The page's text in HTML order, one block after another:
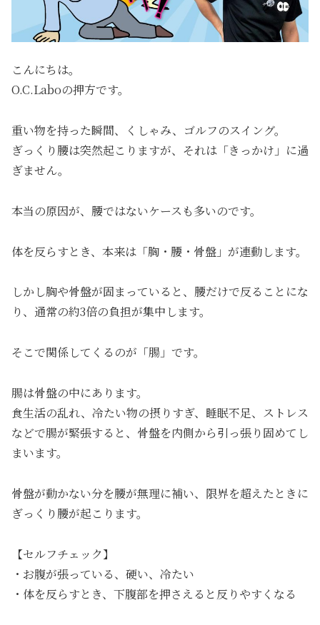
こんにちは。
O.C.Laboの押方です。
重い物を持った瞬間、くしゃみ、ゴルフのスイング。
ぎっくり腰は突然起こりますが、それは「きっかけ」に過
ぎません。
本当の原因が、腰ではないケースも多いのです。
体を反らすとき、本来は「胸・腰・骨盤」が連動します。
しかし胸や骨盤が固まっていると、腰だけで反ることにな
り、通常の約3倍の負担が集中します。
そこで関係してくるのが「腸」です。
腸は骨盤の中にあります。
食生活の乱れ、冷たい物の摂りすぎ、睡眠不足、ストレス
などで腸が緊張すると、骨盤を内側から引っ張り固めてし
まいます。
骨盤が動かない分を腰が無理に補い、限界を超えたときに
ぎっくり腰が起こります。
【セルフチェック】
・お腹が張っている、硬い、冷たい
・体を反らすとき、下腹部を押さえると反りやすくなる